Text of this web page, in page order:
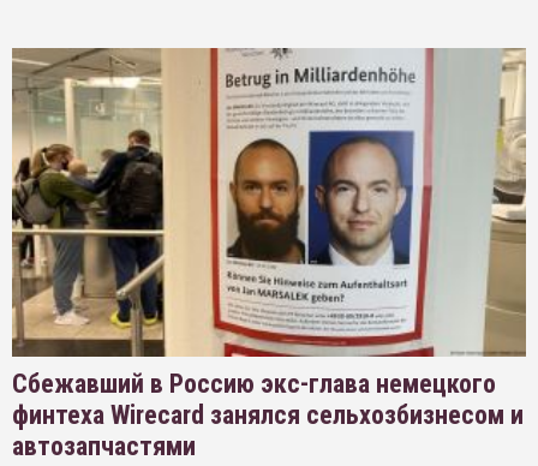
Сбежавший в Россию экс-глава немецкого
финтеха Wirecard занялся сельхозбизнесом и
автозапчастями